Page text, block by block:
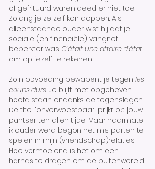
of gefrituurd waren deed er niet toe.
Zolang je ze zelf kon doppen. Als
alleenstaande ouder wist hij dat je
sociale (en financiële) vangnet
beperkter was. C'était une affaire d'état
om op jezelf te rekenen.
Zo'n opvoeding bewapent je tegen les
coups durs. Je blijft met opgeheven
hoofd staan ondanks de tegenslagen.
De titel 'onverwoestbaar' prijkt op jouw
pantser ten allen tijde. Maar naarmate
ik ouder werd begon het me parten te
spelen in mijn (vriendschap)relaties.
Hoe vermoeiend is het om een
harnas te dragen om de buitenwereld